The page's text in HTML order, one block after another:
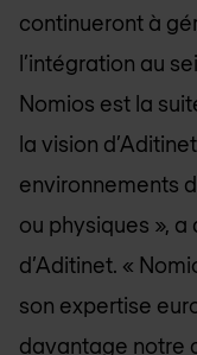
continueront à
l’intégration au
Nomios est la
la vision
environnements
ou physiques »,
d’Aditinet. «
son expertise
davantage notre